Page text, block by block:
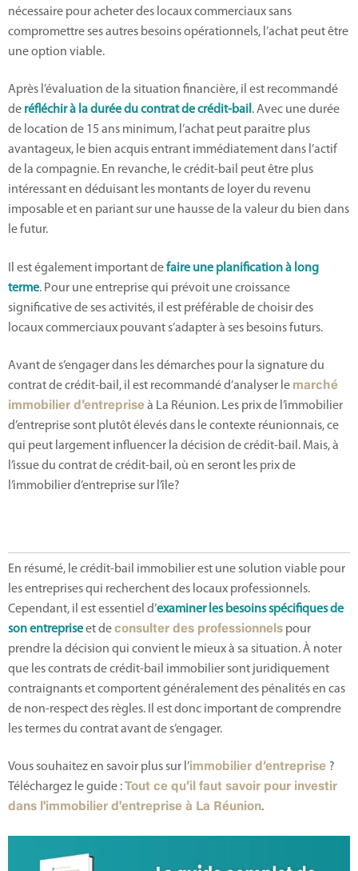
nécessaire pour acheter des locaux commerciaux sans
compromettre ses autres besoins opérationnels, l’achat peut être
une option viable.
Après l’évaluation de la situation financière, il est recommandé
de réfléchir à la durée du contrat de crédit-bail . Avec une durée
de location de 15 ans minimum, l’achat peut paraitre plus
avantageux, le bien acquis entrant immédiatement dans l’actif
de la compagnie. En revanche, le crédit-bail peut être plus
intéressant en déduisant les montants de loyer du revenu
imposable et en pariant sur une hausse de la valeur du bien dans
le futur.
Il est également important defaire une planification à long
terme. Pour une entreprise qui prévoit une croissance
significative de ses activités, il est préférable de choisir des
locaux commerciaux pouvant s’adapter à ses besoins futurs.
Avant de s’engager dans les démarches pour la signature du
contrat de crédit-bail, il est recommandé d’analyser le marché
immobilier d’entrepriseà La Réunion. Les prix de l’immobilier
d’entreprise sont plutôt élevés dans le contexte réunionnais, ce
qui peut largement influencer la décision de crédit-bail. Mais, à
l’issue du contrat de crédit-bail, où en seront les prix de
l’immobilier d’entreprise sur l’île?
En résumé, le crédit-bail immobilier est une solution viable pour
les entreprises qui recherchent des locaux professionnels.
Cependant, il est essentiel d’examiner les besoins spécifiques de
son entrepriseet deconsulter des professionnels pour
prendre la décision qui convient le mieux à sa situation. À noter
que les contrats de crédit-bail immobilier sont juridiquement
contraignants et comportent généralement des pénalités en cas
de non-respect des règles. Il est donc important de comprendre
les termes du contrat avant de s’engager.
Vous souhaitez en savoir plus sur l’immobilier d’entreprise ?
Téléchargez le guide :Tout ce qu’il faut savoir pour investir
dans l'immobilier d'entreprise à La Réunion.